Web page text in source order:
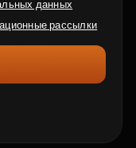
данных
рассылки